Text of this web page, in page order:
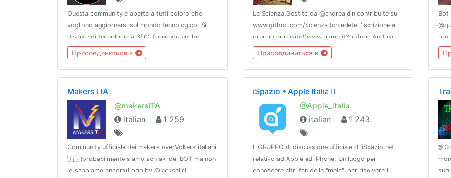
Questa community è aperta a tutti coloro che
vogliono aggiornarsi sul mondo tecnologico. Si
discute di tecnologia a 360° fornendo anche
supporto tecnico ove possibile.Regolamento •
@istruzioniNetwork • @OTInetwork
Присоединиться к
La Scienza.Gestito da @andreaidinicontribuite su
www.github.com/Scienza (chiedete l'iscrizione al
gruppo apposito!)www.phme.itYouTube Andrea
Idini, OT frivolo Scienza Fuori Tema parte di
@flamesnetwork
Присоединиться к
Bot
Makers ITA
@makersITA
italian
1 259
Community ufficiale dei makers overVolters italiani
🇮🇹(probabilmente siamo schiavi del BOT ma non
lo sappiamo ancora)Logo by @jacksalici
iSpazio • Apple Italia 
@Apple_italia
italian
1 243
Il GRUPPO di discussione ufficiale di iSpazio.net,
relativo ad Apple ed iPhone. Un luogo per
conoscere altri fan della "mela", per risolvere i
🌐